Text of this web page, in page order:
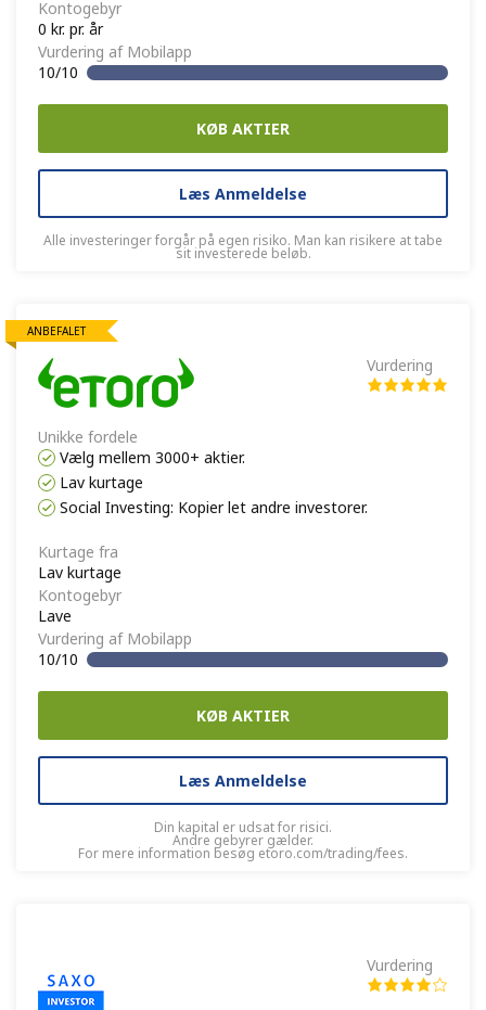
Kontogebyr
0 kr. pr. år
Vurdering af Mobilapp
10/10
KØB AKTIER
Læs Anmeldelse
Alle investeringer forgår på egen risiko. Man kan risikere at tabe
sit investerede beløb.
Vurdering
Unikke fordele
Vælg mellem 3000+ aktier.
Lav kurtage
Social Investing: Kopier let andre investorer.
Kurtage fra
Lav kurtage
Kontogebyr
Lave
Vurdering af Mobilapp
10/10
KØB AKTIER
Læs Anmeldelse
Din kapital er udsat for risici.
Andre gebyrer gælder.
For mere information besøg etoro.com/trading/fees.
ANBEFALET
Vurdering